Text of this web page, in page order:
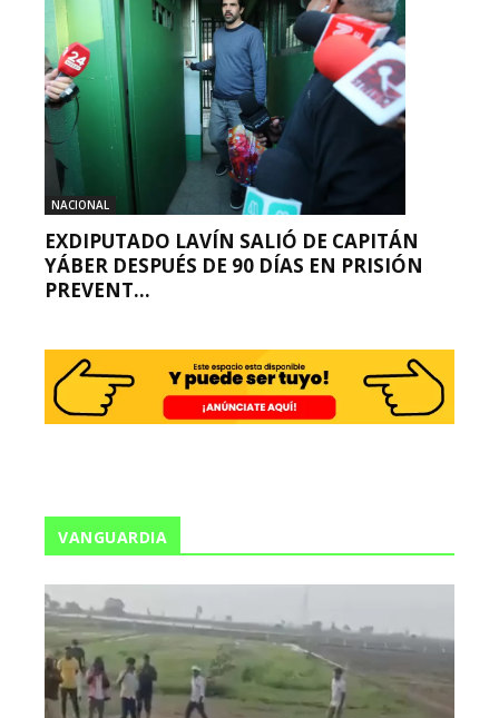
NACIONAL
EXDIPUTADO LAVÍN SALIÓ DE CAPITÁN
YÁBER DESPUÉS DE 90 DÍAS EN PRISIÓN
PREVENT...
VANGUARDIA